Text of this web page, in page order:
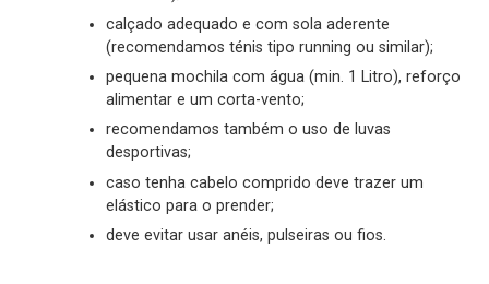
calçado adequado e com sola aderente
(recomendamos ténis tipo running ou similar);
pequena mochila com água (min. 1 Litro), reforço
alimentar e um corta-vento;
recomendamos também o uso de luvas
desportivas;
caso tenha cabelo comprido deve trazer um
elástico para o prender;
deve evitar usar anéis, pulseiras ou fios.